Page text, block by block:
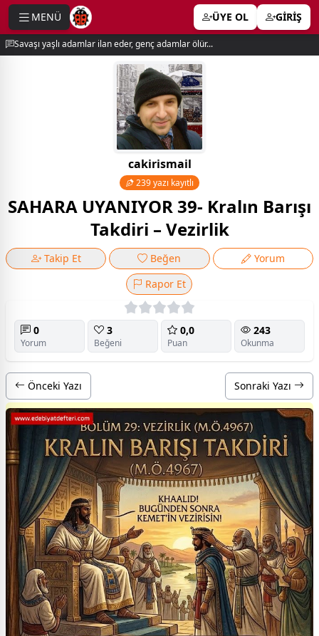
MENÜ ÜYE OL GİRİŞ
Savaşı yaşlı adamlar ilan eder, genç adamlar ölür...
cakirismail
239 yazı kayıtlı
SAHARA UYANIYOR 39- Kralın Barışı
Takdiri – Vezirlik
Takip Et Beğen
Yorum
Rapor Et
0
Yorum
3
Beğeni
0,0
Puan
243
Okunma
Önceki Yazı Sonraki Yazı
menu